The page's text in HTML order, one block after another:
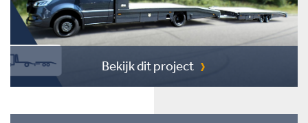
Bekijk dit project